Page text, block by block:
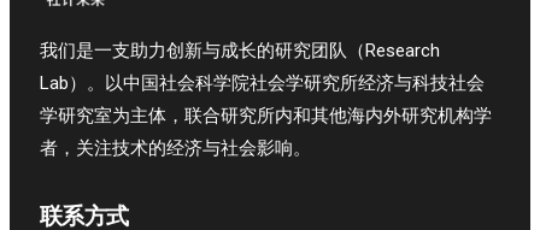
我们是一支助力创新与成长的研究团队（Research
Lab）。以中国社会科学院社会学研究所经济与科技社会
学研究室为主体，联合研究所内和其他海内外研究机构学
者，关注技术的经济与社会影响。
联系方式